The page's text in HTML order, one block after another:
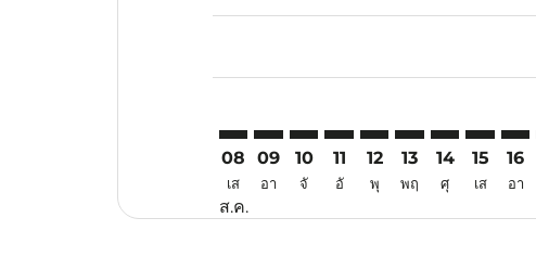
08
เส
ส.ค.
09
อา
10
จั
11
อั
12
พุ
13
พฤ
14
ศุ
15
เส
16
อา